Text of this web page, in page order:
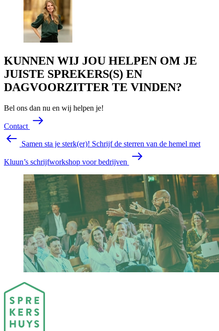
KUNNEN WIJ JOU HELPEN OM JE
JUISTE SPREKERS(S) EN
DAGVOORZITTER TE VINDEN?
Bel ons dan nu en wij helpen je!
Contact
Samen sta je sterk(er)! Schrijf de sterren van de hemel met
Kluun’s schrijfworkshop voor bedrijven